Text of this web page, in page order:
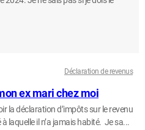
Déclaration de revenus
ex mari chez moi
la déclaration d’impôts sur le revenu
laquelle il n’a jamais habité. Je sa...